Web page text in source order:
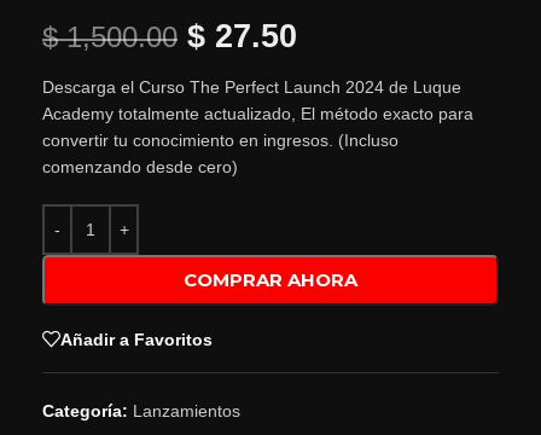
$1,500.00 $ 27.50
Descarga el Curso The Perfect Launch 2024 de Luque
Academy totalmente actualizado, El método exacto para
convertir tu conocimiento en ingresos. (Incluso
comenzando desde cero)
COMPRAR AHORA
Añadir a Favoritos
Categoría: Lanzamientos